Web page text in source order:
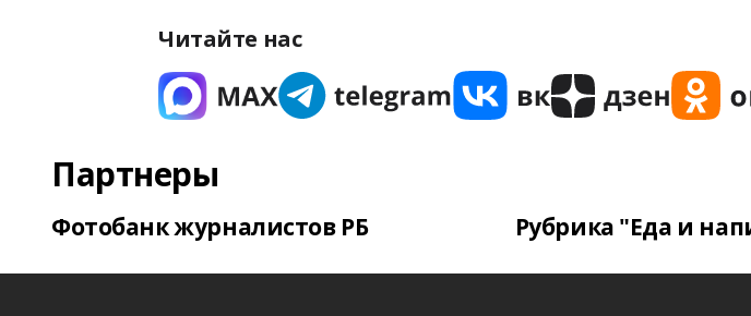
Читайте нас
Партнеры
Фотобанк журналистов РБ Рубрика "Еда и